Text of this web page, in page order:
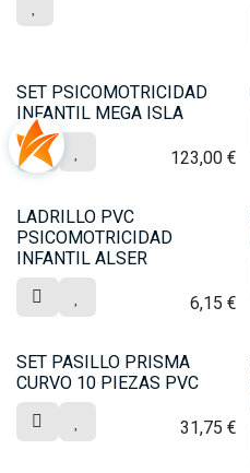
SET PSICOMOTRICIDAD
INFANTIL MEGA ISLA
123,00 €
LADRILLO PVC
PSICOMOTRICIDAD
INFANTIL ALSER
6,15 €
SET PASILLO PRISMA
CURVO 10 PIEZAS PVC
31,75 €